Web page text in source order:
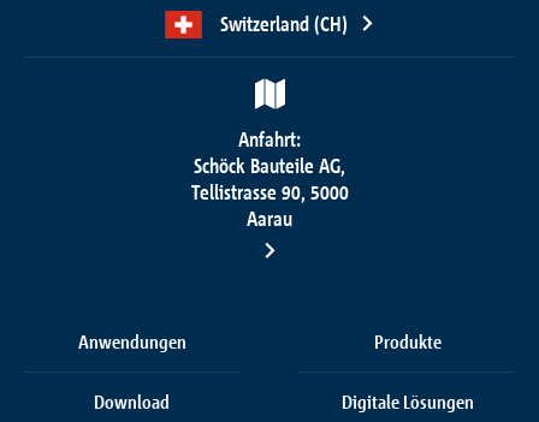
Switzerland (CH)
Anfahrt:
Schöck Bauteile AG,
Tellistrasse 90, 5000
Aarau
Anwendungen Produkte
Download Digitale Lösungen